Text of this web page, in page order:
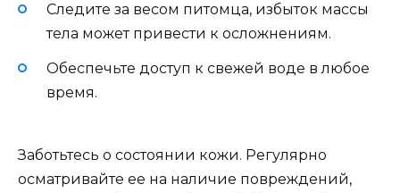
Следите за весом питомца, избыток массы
тела может привести к осложнениям.
Обеспечьте доступ к свежей воде в любое
время.
Заботьтесь о состоянии кожи. Регулярно
осматривайте ее на наличие повреждений,